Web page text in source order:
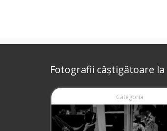
Fotografii câștigătoare la
Categoria